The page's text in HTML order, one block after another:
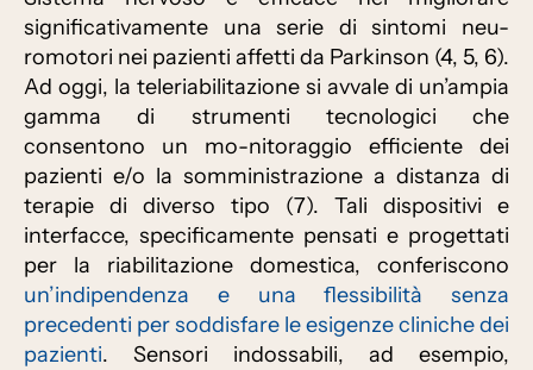
significativamente una serie di sintomi neu-
romotori nei pazienti affetti da Parkinson (4, 5, 6).
Ad oggi, la teleriabilitazione si avvale di un’ampia
gamma di strumenti tecnologici che
consentono un mo-nitoraggio efficiente dei
pazienti e/o la somministrazione a distanza di
terapie di diverso tipo (7). Tali dispositivi e
interfacce, specificamente pensati e progettati
per la riabilitazione domestica, conferiscono
un’indipendenza e una flessibilità senza
precedenti per soddisfare le esigenze cliniche dei
pazienti. Sensori indossabili, ad esempio,